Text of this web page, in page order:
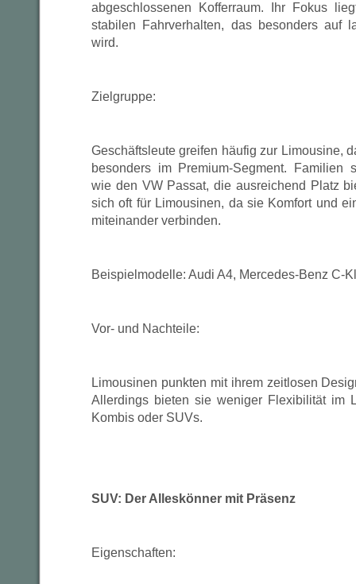
abgeschlossenen Kofferraum. Ihr Fokus
stabilen Fahrverhalten, das besonders auf
wird.
Zielgruppe:
Geschäftsleute greifen häufig zur Limousine,
besonders im Premium-Segment. Familien
wie den VW Passat, die ausreichend Platz
sich oft für Limousinen, da sie Komfort und
miteinander verbinden.
Beispielmodelle: Audi A4, Mercedes-Benz C-
Vor- und Nachteile:
Limousinen punkten mit ihrem zeitlosen
Allerdings bieten sie weniger Flexibilität im
Kombis oder SUVs.
SUV: Der Alleskönner mit Präsenz
Eigenschaften: